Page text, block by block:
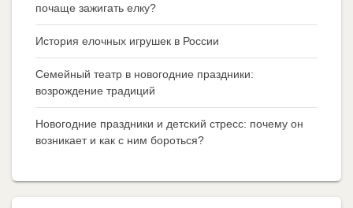
почаще зажигать елку?
История елочных игрушек в России
Семейный театр в новогодние праздники:
возрождение традиций
Новогодние праздники и детский стресс: почему он
возникает и как с ним бороться?